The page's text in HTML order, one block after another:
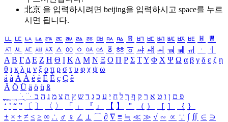
北京 을 입력하시려면 beijing을 입력하시고 space를 누르
시면 됩니다.
ㅥ ㅦ ㅧ ㅨ ㅩ ㅪ ㅫ ㅬ ㅭ ㅮ ㅯ ㅰ ㅱ ㅲ ㅳ ㅴ ㅵ ㅶ ㅷ ㅸ
ㅹ
ㅺ ㅻ ㅼ ㅽ ㅾ ㅿ ㆀ ㆁ ㆂ ㆃ ㆄ ㆅ ㆆ ㆇ ㆈ ㆉ ㆊ ㆋ ㆌ ㆍ
ㆎ
Α Β ΓΔ Ε Ζ Η Θ Ι ΚΛ Μ Ν Ξ Ο Π Ρ Σ ΤΥ Φ Χ Ψ Ω α β γ δ ε ζ η
θ ι κ λ μ ν ξ ο π ρ σ τ υ φ χ ψ ω
á à Á À é è É È ç Ç ê
Ä Ö Ü ä ö ü ß
ִֶֹ ֻּ ׁׂ פ ם ן ו ט א ר ק ף ך ל ח י ע כ ג ד ש ץ ת צ מ נ ה ב
‘ ’ “ ” 〔 〕 〈 〉 「 」 『 』 【 】 ＂ （ ） ［ ］ ｛ ｝
± × ÷ ≠ ≤ ≥ ∞ ∴ ♂ ♀ ∠ ⊥ ⌒ ∂ ∇ ≡ ≒ ≪ ≫ √ ∽ ∝ ∵ ∫ ∬ ∈ ∋